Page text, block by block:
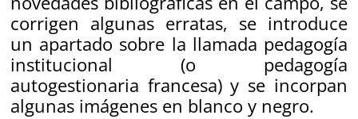
corrigen algunas erratas, se introduce
un apartado sobre la llamada pedagogía
institucional (o pedagogía
autogestionaria francesa) y se incorpan
algunas imágenes en blanco y negro.